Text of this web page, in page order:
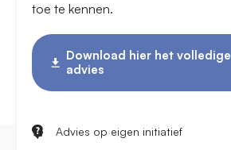
toe te kennen.
Download hier het volledige
advies
Advies op eigen initiatief